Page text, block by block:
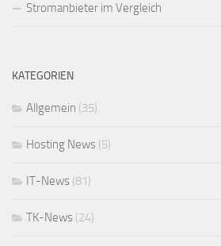
Stromanbieter im Vergleich
KATEGORIEN
Allgemein (35)
Hosting News (5)
IT-News (81)
TK-News (24)